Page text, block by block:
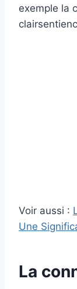
exemple la
Voir aussi :
Une
La